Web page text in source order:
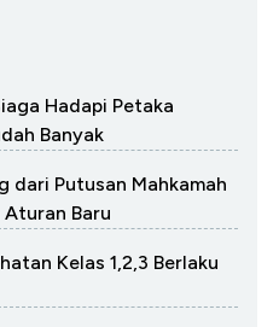
Hadapi Petaka
Banyak
dari Putusan Mahkamah
Baru
Kelas 1,2,3 Berlaku